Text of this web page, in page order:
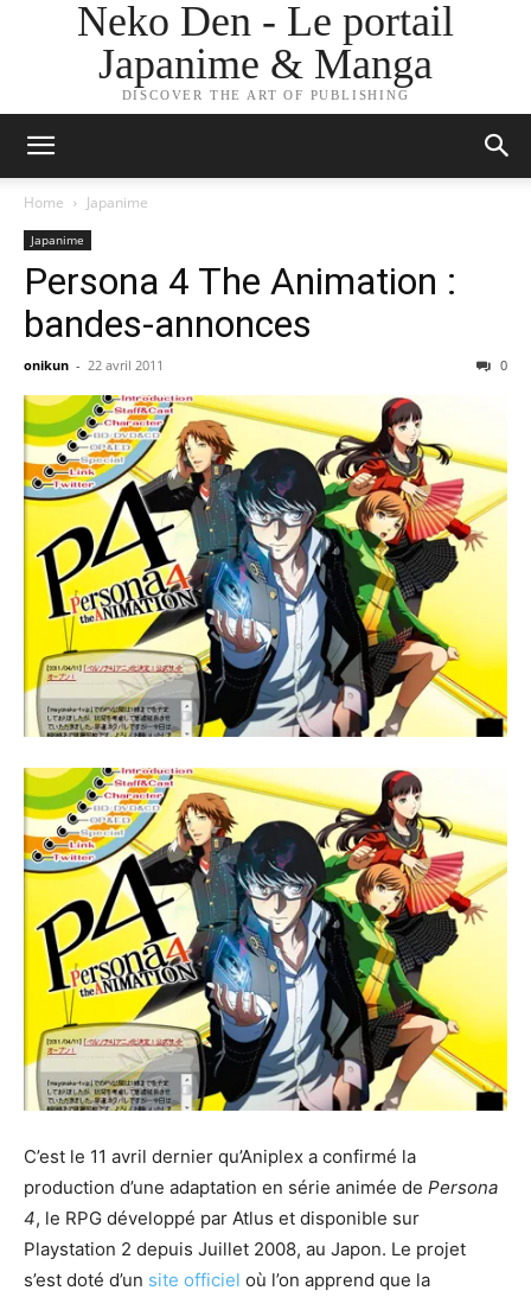
Neko Den - Le portail
Japanime & Manga
DISCOVER THE ART OF PUBLISHING
Home Japanime
Japanime
Persona 4 The Animation :
bandes-annonces
onikun - 22 avril 2011 0
C’est le 11 avril dernier qu’Aniplex a confirmé la
production d’une adaptation en série animée de Persona
4, le RPG développé par Atlus et disponible sur
Playstation 2 depuis Juillet 2008, au Japon. Le projet
s’est doté d’un site officiel où l’on apprend que la